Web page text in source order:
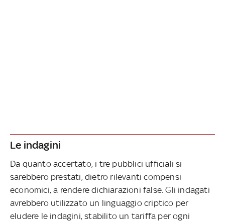
Le indagini
Da quanto accertato, i tre pubblici ufficiali si
sarebbero prestati, dietro rilevanti compensi
economici, a rendere dichiarazioni false. Gli indagati
avrebbero utilizzato un linguaggio criptico per
eludere le indagini, stabilito un tariffa per ogni